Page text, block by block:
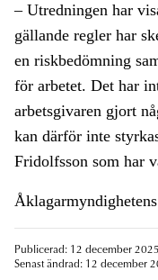
– Utredningen har
gällande regler har
en riskbedömning
för arbetet. Det har
arbetsgivaren gjort
kan därför inte
Fridolfsson som har
Publicerad: 12 december
Senast ändrad: 12 december